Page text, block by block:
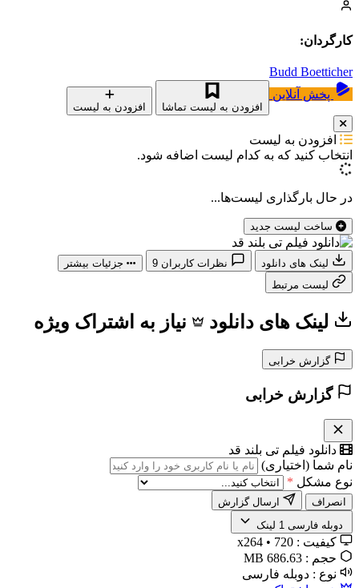
کارگردان:
Budd Boetticher
پخش آنلاین
افزودن به لیست تماشا افزودن به لیست
افزودن به لیست
انتخاب کنید که به کدام لیست اضافه شود.
در حال بارگذاری لیست‌ها...
9
جزئیات بیشتر
لینک های دانلود نیاز به اشتراک ویژه
گزارش خرابی
گزارش خرابی
دانلود فیلم تی بلند قد
نام شما (اختیاری)
نوع مشکل *
انصراف
️ دوبله فارسی 1 لینک
کیفیت : 720 • x264
حجم : 686.63 MB
نوع : دوبله فارسی